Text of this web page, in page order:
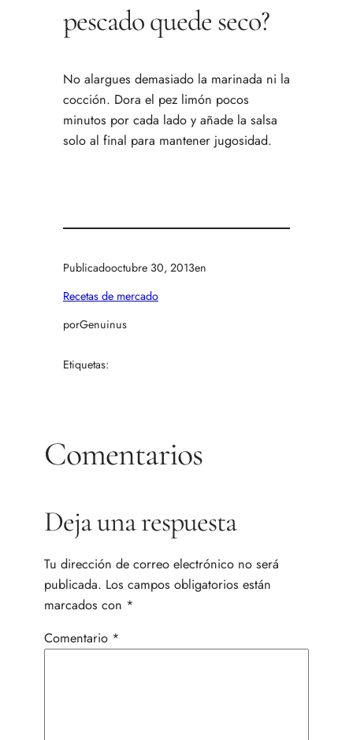
pescado quede seco?
No alargues demasiado la marinada ni la
cocción. Dora el pez limón pocos
minutos por cada lado y añade la salsa
solo al final para mantener jugosidad.
Publicadooctubre 30, 2013en
Recetas de mercado
porGenuinus
Etiquetas:
Comentarios
Deja una respuesta
Tu dirección de correo electrónico no será
publicada. Los campos obligatorios están
marcados con *
Comentario *